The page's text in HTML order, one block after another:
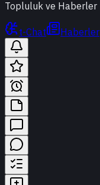
Topluluk ve Haberler
t-Chat Haberler